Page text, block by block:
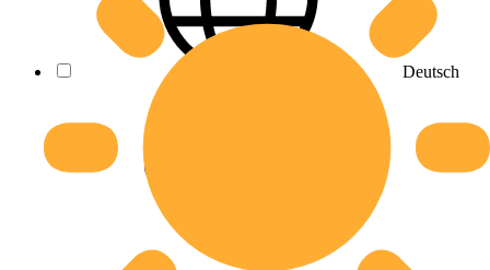
Deutsch